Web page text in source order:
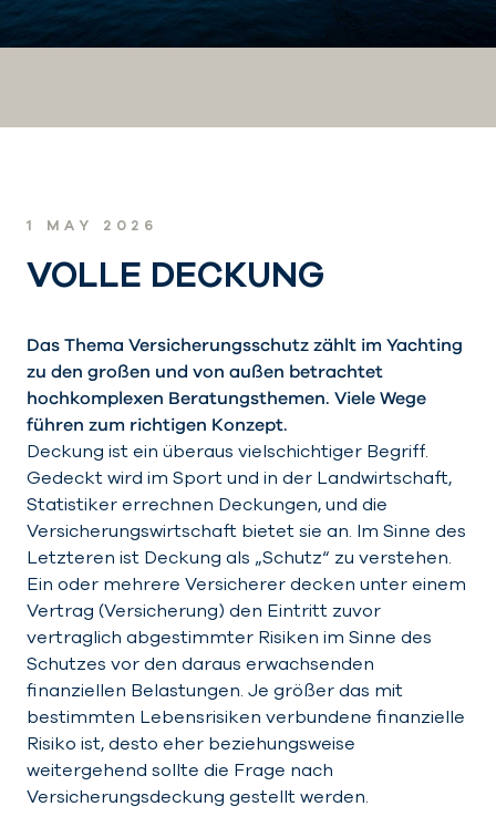
1 MAY 2026
VOLLE DECKUNG
Das Thema Versicherungsschutz zählt im Yachting
zu den großen und von außen betrachtet
hochkomplexen Beratungsthemen. Viele Wege
führen zum richtigen Konzept.
Deckung ist ein überaus vielschichtiger Begriff.
Gedeckt wird im Sport und in der Landwirtschaft,
Statistiker errechnen Deckungen, und die
Versicherungswirtschaft bietet sie an. Im Sinne des
Letzteren ist Deckung als „Schutz“ zu verstehen.
Ein oder mehrere Versicherer decken unter einem
Vertrag (Versicherung) den Eintritt zuvor
vertraglich abgestimmter Risiken im Sinne des
Schutzes vor den daraus erwachsenden
finanziellen Belastungen. Je größer das mit
bestimmten Lebensrisiken verbundene finanzielle
Risiko ist, desto eher beziehungsweise
weitergehend sollte die Frage nach
Versicherungsdeckung gestellt werden.